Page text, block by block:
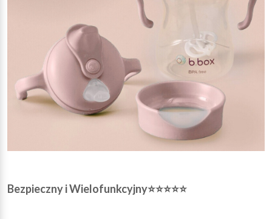
Bezpieczny i Wielofunkcyjny⭐⭐⭐⭐⭐